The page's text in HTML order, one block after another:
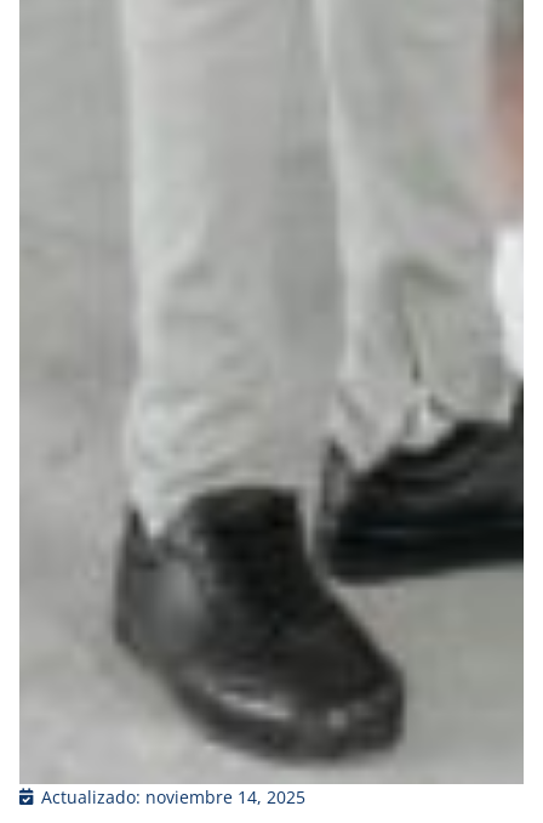
Actualizado: noviembre 14, 2025